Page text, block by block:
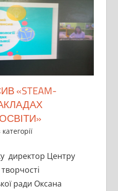
«STEAM-
директор Центру
ради Оксана